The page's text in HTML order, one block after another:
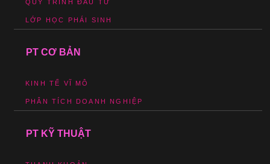
QUY TRÌNH ĐẦU TƯ
LỚP HỌC PHÁI SINH
PT CƠ BẢN
KINH TẾ VĨ MÔ
PHÂN TÍCH DOANH NGHIỆP
PT KỸ THUẬT